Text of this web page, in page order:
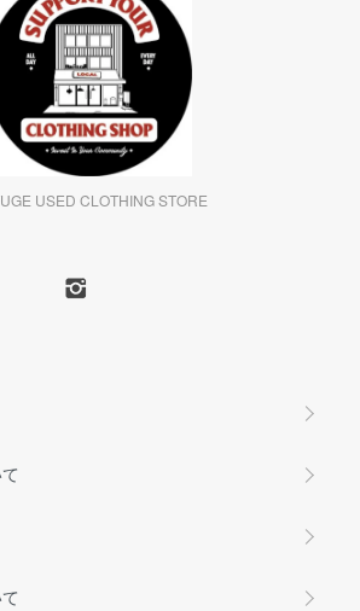
USED CLOTHING STORE